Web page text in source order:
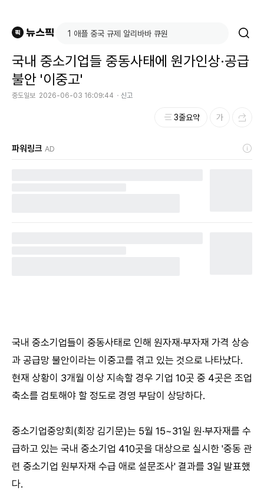
국내 중소기업들 중동사태에 원가인상·공급
불안 '이중고'
중도일보 2026-06-03 16:09:44 신고
3줄요약
파워링크 AD
국내 중소기업들이 중동사태로 인해 원자재·부자재 가격 상승
과 공급망 불안이라는 이중고를 겪고 있는 것으로 나타났다.
현재 상황이 3개월 이상 지속할 경우 기업 10곳 중 4곳은 조업
축소를 검토해야 할 정도로 경영 부담이 상당하다.
중소기업중앙회(회장 김기문)는 5월 15~31일 원·부자재를 수
급하고 있는 국내 중소기업 410곳을 대상으로 실시한 '중동 관
련 중소기업 원부자재 수급 애로 설문조사' 결과를 3일 발표했
다.